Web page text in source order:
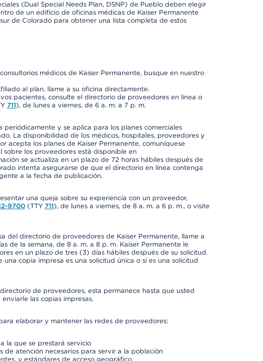
(Dual Special Needs Plan, DSNP) de Pueblo deben elegir
de un edificio de oficinas médicas de Kaiser Permanente
de Colorado para obtener una lista completa de estos
médicos de Kaiser Permanente, busque en nuestro
al plan, llame a su oficina directamente.
pacientes, consulte el directorio de proveedores en línea o
711), de lunes a viernes, de 6 a. m. a 7 p. m.
y se aplica para los planes comerciales
La disponibilidad de los médicos, hospitales, proveedores y
acepta los planes de Kaiser Permanente, comuníquese
los proveedores está disponible en
se actualiza en un plazo de 72 horas hábiles después de
intenta asegurarse de que el directorio en línea contenga
a la fecha de publicación.
una queja sobre su experiencia con un proveedor,
9700(TTY 711), de lunes a viernes, de 8 a. m. a 6 p. m., o visite
del directorio de proveedores de Kaiser Permanente, llame a
de la semana, de 8 a. m. a 8 p. m. Kaiser Permanente le
en un plazo de tres (3) días hábiles después de su solicitud.
copia impresa es una solicitud única o si es una solicitud
de proveedores, esta permanece hasta que usted
las copias impresas.
elaborar y mantener las redes de proveedores:
la que se prestará servicio
atención necesarios para servir a la población
y estándares de acceso geográfico